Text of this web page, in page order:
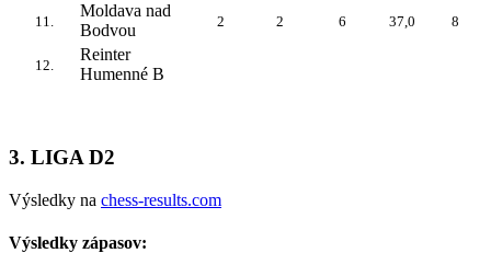
11.
Moldava nad
Bodvou
2 2 6 37,0 8
12.
Reinter
Humenné B
3. LIGA D2
Výsledky na chess-results.com
Výsledky zápasov: